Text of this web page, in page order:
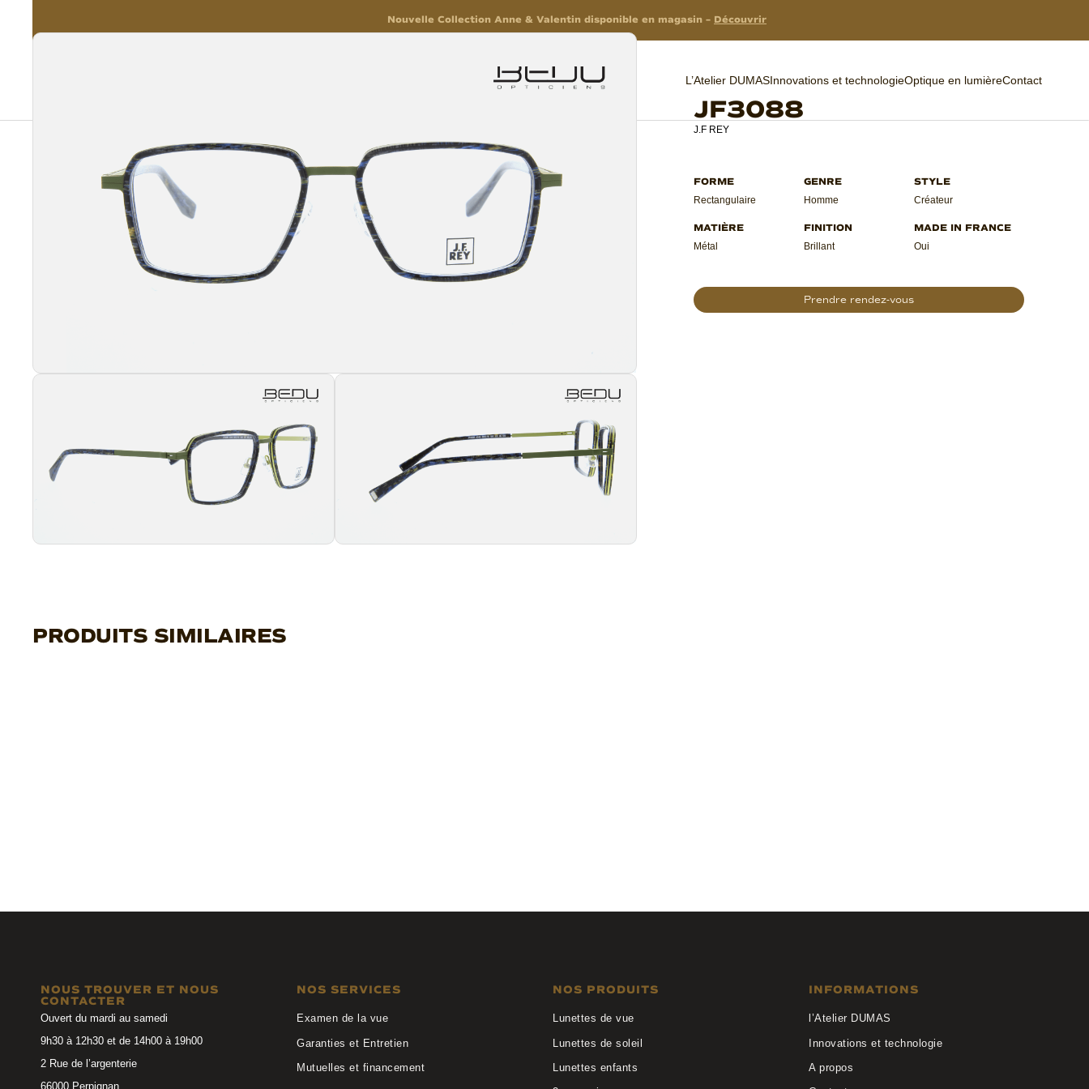
Nouvelle Collection Anne & Valentin disponible en magasin – Découvrir
L’Atelier DUMASInnovations et technologieOptique en lumièreContact
JF3088
J.F REY
Rectangulaire Homme Créateur
Métal Brillant Oui
Prendre rendez-vous
PRODUITS SIMILAIRES
NOUS TROUVER ET NOUS
CONTACTER
Ouvert du mardi au samedi
9h30 à 12h30 et de 14h00 à 19h00
2 Rue de l’argenterie
66000 Perpignan
NOS SERVICES
Examen de la vue
Garanties et Entretien
Mutuelles et financement
NOS PRODUITS
Lunettes de vue
Lunettes de soleil
Lunettes enfants
INFORMATIONS
l’Atelier DUMAS
Innovations et technologie
A propos